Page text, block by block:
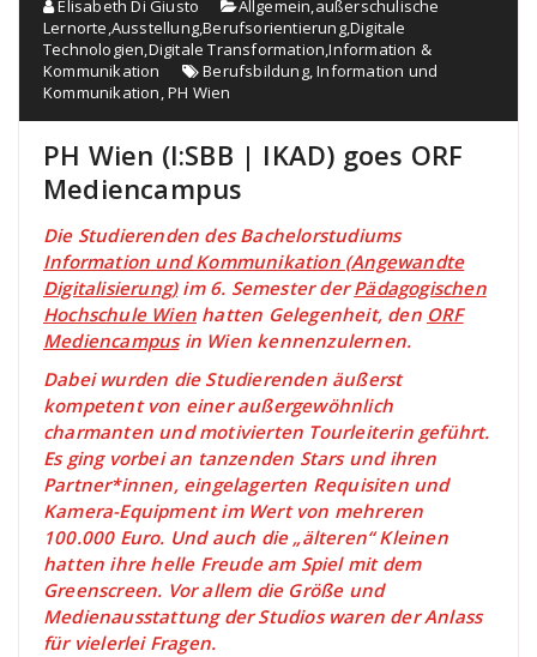
Elisabeth Di Giusto Allgemein,außerschulische
Lernorte,Ausstellung,Berufsorientierung,Digitale
Technologien,Digitale Transformation,Information &
Kommunikation
Berufsbildung,Information und
Kommunikation,PH Wien
PH Wien (I:SBB | IKAD) goes ORF
Mediencampus
Die Studierenden des Bachelorstudiums
Information und Kommunikation (Angewandte
Digitalisierung)im 6. Semester derPädagogischen
Hochschule Wien hatten Gelegenheit, den ORF
Mediencampusin Wien kennenzulernen.
Dabei wurden die Studierenden äußerst
kompetent von einer außergewöhnlich
charmanten und motivierten Tourleiterin geführt.
Es ging vorbei an tanzenden Stars und ihren
Partner*innen, eingelagerten Requisiten und
Kamera-Equipment im Wert von mehreren
100.000 Euro. Und auch die „älteren“ Kleinen
hatten ihre helle Freude am Spiel mit dem
Greenscreen. Vor allem die Größe und
Medienausstattung der Studios waren der Anlass
für vielerlei Fragen.